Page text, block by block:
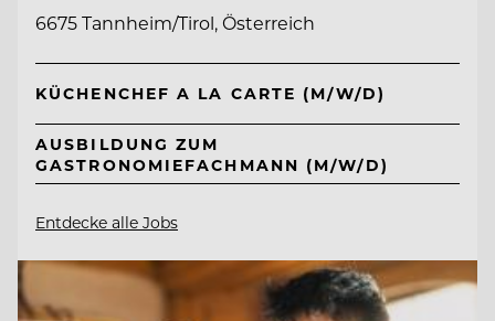
6675 Tannheim/Tirol, Österreich
KÜCHENCHEF A LA CARTE (M/W/D)
AUSBILDUNG ZUM
GASTRONOMIEFACHMANN (M/W/D)
Entdecke alle Jobs